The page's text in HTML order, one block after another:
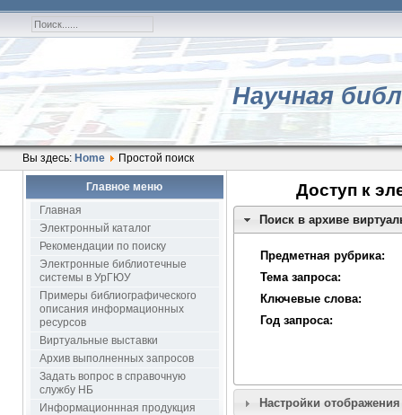
Научная
Вы здесь: Home Простой поиск
Главное меню
Главная
Электронный каталог
Рекомендации по поиску
Электронные библиотечные
системы в УрГЮУ
Примеры библиографического
описания информационных
ресурсов
Виртуальные выставки
Архив выполненных запросов
Задать вопрос в справочную
службу НБ
Информационнная продукция
Доступ к
Поиск в архиве
Предметная рубрика:
Тема запроса:
Ключевые слова:
Год запроса:
Настройки отображения